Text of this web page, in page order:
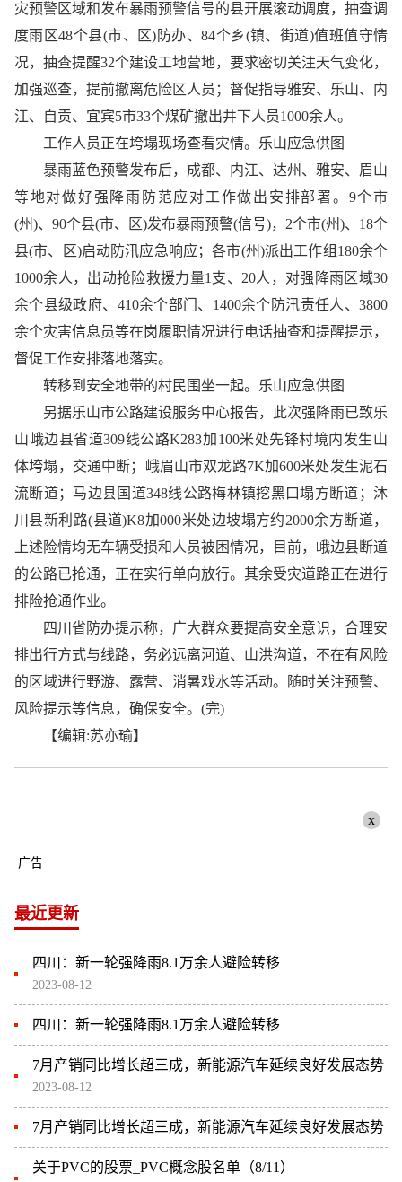
灾预警区域和发布暴雨预警信号的县开展滚动调度，抽查调
度雨区48个县(市、区)防办、84个乡(镇、街道)值班值守情
况，抽查提醒32个建设工地营地，要求密切关注天气变化，
加强巡查，提前撤离危险区人员；督促指导雅安、乐山、内
江、自贡、宜宾5市33个煤矿撤出井下人员1000余人。
工作人员正在垮塌现场查看灾情。乐山应急供图
暴雨蓝色预警发布后，成都、内江、达州、雅安、眉山
等地对做好强降雨防范应对工作做出安排部署。9个市
(州)、90个县(市、区)发布暴雨预警(信号)，2个市(州)、18个
县(市、区)启动防汛应急响应；各市(州)派出工作组180余个
1000余人，出动抢险救援力量1支、20人，对强降雨区域30
余个县级政府、410余个部门、1400余个防汛责任人、3800
余个灾害信息员等在岗履职情况进行电话抽查和提醒提示，
督促工作安排落地落实。
转移到安全地带的村民围坐一起。乐山应急供图
另据乐山市公路建设服务中心报告，此次强降雨已致乐
山峨边县省道309线公路K283加100米处先锋村境内发生山
体垮塌，交通中断；峨眉山市双龙路7K加600米处发生泥石
流断道；马边县国道348线公路梅林镇挖黑口塌方断道；沐
川县新利路(县道)K8加000米处边坡塌方约2000余方断道，
上述险情均无车辆受损和人员被困情况，目前，峨边县断道
的公路已抢通，正在实行单向放行。其余受灾道路正在进行
排险抢通作业。
四川省防办提示称，广大群众要提高安全意识，合理安
排出行方式与线路，务必远离河道、山洪沟道，不在有风险
的区域进行野游、露营、消暑戏水等活动。随时关注预警、
风险提示等信息，确保安全。(完)
【编辑:苏亦瑜】
x
广告
最近更新
四川：新一轮强降雨8.1万余人避险转移
2023-08-12
四川：新一轮强降雨8.1万余人避险转移
7月产销同比增长超三成，新能源汽车延续良好发展态势
2023-08-12
7月产销同比增长超三成，新能源汽车延续良好发展态势
关于PVC的股票_PVC概念股名单（8/11）